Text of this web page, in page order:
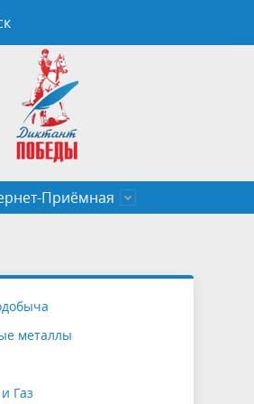
автономного
Приёмная
металлы
Газ